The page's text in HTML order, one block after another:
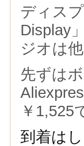
ディス
Display
ジオは
先ずは
￥1,525
到着は